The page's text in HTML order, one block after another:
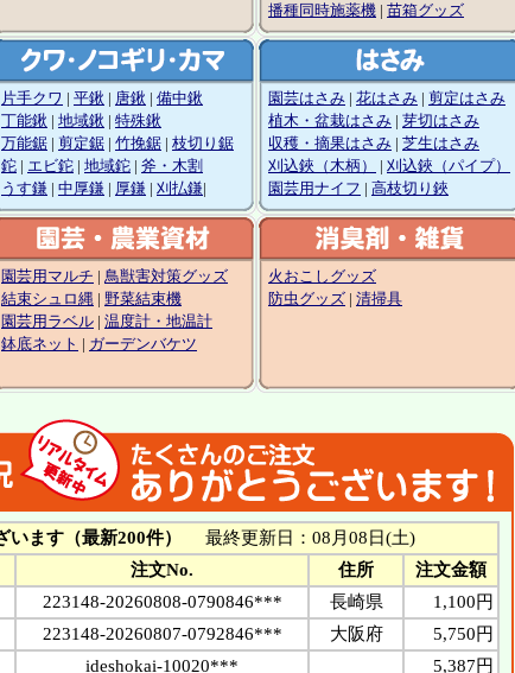
播種同時施薬機
苗箱グッズ
片手クワ 平鍬 唐鍬
備中鍬
丁能鍬
地域鍬
特殊鍬
万能鋸
剪定鋸 竹挽鋸
枝切り鋸
鉈
エビ鉈 地域鉈
斧・木割
うす鎌
中厚鎌 厚鎌 刈払鎌
園芸はさみ 花はさみ
剪定はさみ
植木・盆栽はさみ
芽切はさみ
収穫・摘果はさみ
芝生はさみ
刈込鋏（木柄）
刈込鋏（パイプ）
園芸用ナイフ
高枝切り鋏
園芸用マルチ
鳥獣害対策グッズ
結束シュロ縄
野菜結束機
園芸用ラベル
温度計・地温計
鉢底ネット
ガーデンバケツ
火おこしグッズ
防虫グッズ
清掃具